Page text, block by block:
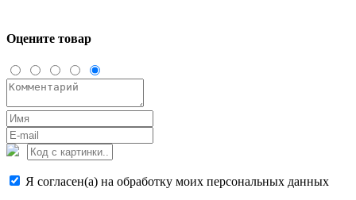
Оцените товар
Я согласен(а) на обработку моих персональных данных